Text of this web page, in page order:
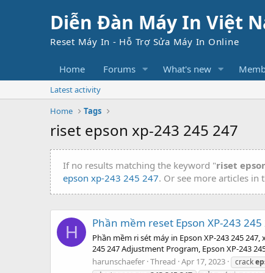
Diễn Đàn Máy In Việt
Reset Máy In - Hỗ Trợ Sửa Máy In Online
Home Forums What's new
Latest activity
Home
Tags
riset epson xp-243 245 247
If no results matching the keyword "riset
epson xp-243 245 247. Or see more articles in
H Phần mềm reset Epson XP-243
Phần mềm ri sét máy in Epson XP-243 245
245 247 Adjustment Program, Epson XP-243
harunschaefer Thread Apr 17, 2023 crack